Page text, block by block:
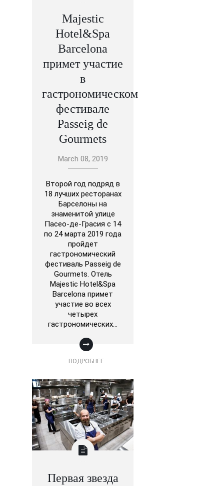
Majestic
Hotel&Spa
Barcelona
примет участие
в
гастрономическом
фестивале
Passeig de
Gourmets
March 08, 2019
Второй год подряд в
18 лучших ресторанах
Барселоны на
знаменитой улице
Пасео-де-Грасия с 14
по 24 марта 2019 года
пройдет
гастрономический
фестиваль Passeig de
Gourmets. Отель
Majestic Hotel&Spa
Barcelona примет
участие во всех
четырех
гастрономических…
ПОДРОБНЕЕ
Первая звезда